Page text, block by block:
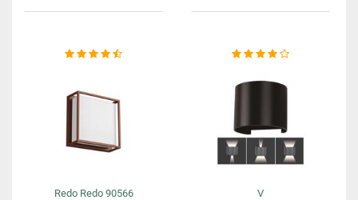
Redo Redo 90566 V